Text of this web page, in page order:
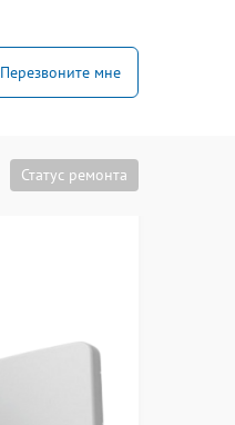
Перезвоните мне
Статус ремонта